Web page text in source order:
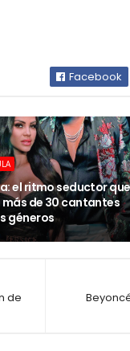
Facebook
el ritmo seductor que
de 30 cantantes
géneros
de